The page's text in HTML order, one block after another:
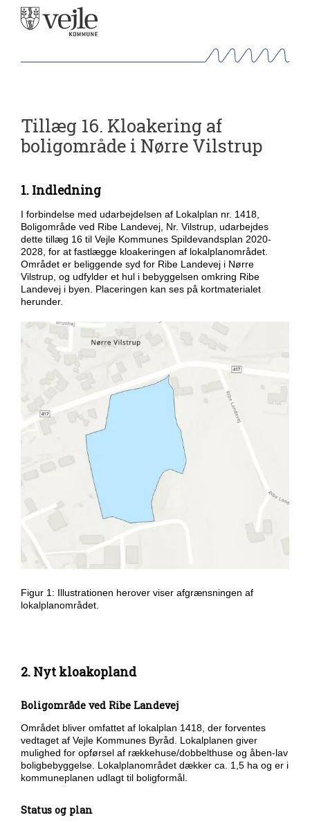
Tillæg 16. Kloakering af
boligområde i Nørre Vilstrup
1. Indledning
I forbindelse med udarbejdelsen af Lokalplan nr. 1418,
Boligområde ved Ribe Landevej, Nr. Vilstrup, udarbejdes
dette tillæg 16 til Vejle Kommunes Spildevandsplan 2020-
2028, for at fastlægge kloakeringen af lokalplanområdet.
Området er beliggende syd for Ribe Landevej i Nørre
Vilstrup, og udfylder et hul i bebyggelsen omkring Ribe
Landevej i byen. Placeringen kan ses på kortmaterialet
herunder.
Figur 1: Illustrationen herover viser afgrænsningen af
lokalplanområdet.
2. Nyt kloakopland
Boligområde ved Ribe Landevej
Området bliver omfattet af lokalplan 1418, der forventes
vedtaget af Vejle Kommunes Byråd. Lokalplanen giver
mulighed for opførsel af rækkehuse/dobbelthuse og åben-lav
boligbebyggelse. Lokalplanområdet dækker ca. 1,5 ha og er i
kommuneplanen udlagt til boligformål.
Status og plan